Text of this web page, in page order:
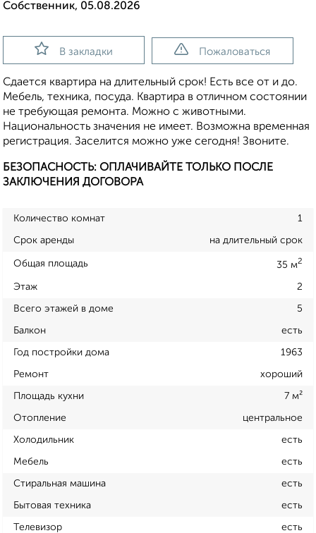
Собственник, 05.08.2026
В закладки Пожаловаться
Сдается квартира на длительный срок! Есть все от и до.
Мебель, техника, посуда. Квартира в отличном состоянии
не требующая ремонта. Можно с животными.
Национальность значения не имеет. Возможна временная
регистрация. Заселится можно уже сегодня! Звоните.
БЕЗОПАСНОСТЬ: ОПЛАЧИВАЙТЕ ТОЛЬКО ПОСЛЕ
ЗАКЛЮЧЕНИЯ ДОГОВОРА
Количество комнат 1
Срок аренды на длительный срок
Общая площадь 35 м2
Этаж 2
Всего этажей в доме 5
Балкон есть
Год постройки дома 1963
Ремонт хороший
Площадь кухни 7 м²
Отопление центральное
Холодильник есть
Мебель есть
Стиральная машина есть
Бытовая техника есть
Телевизор есть